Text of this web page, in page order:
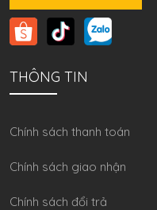
THÔNG TIN
Chính sách thanh toán
Chính sách giao nhận
Chính sách đổi trả